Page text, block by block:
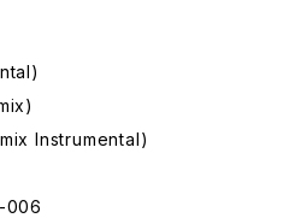
Instrumental)
006